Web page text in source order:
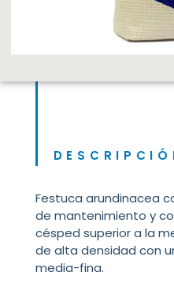
Festuca arundinacea
de mantenimiento y
césped superior a la
de alta densidad con
media-fina.